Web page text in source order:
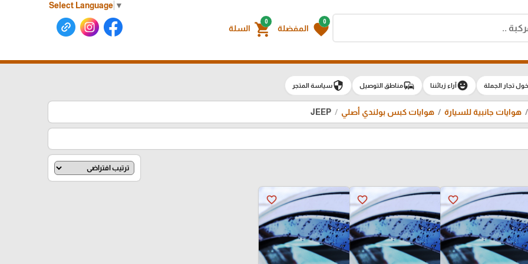
Select Language ▼
0
favorite المفضلة
0
shopping_cart السلة
تجار الجملة emoji_emotionsآراء زبائننا commuteمناطق التوصيل securityسياسة المتجر
هوايات جانبية للسيارة هوايات كبس بولندي أصلي JEEP
favorite_border
favorite_border
favorite_border